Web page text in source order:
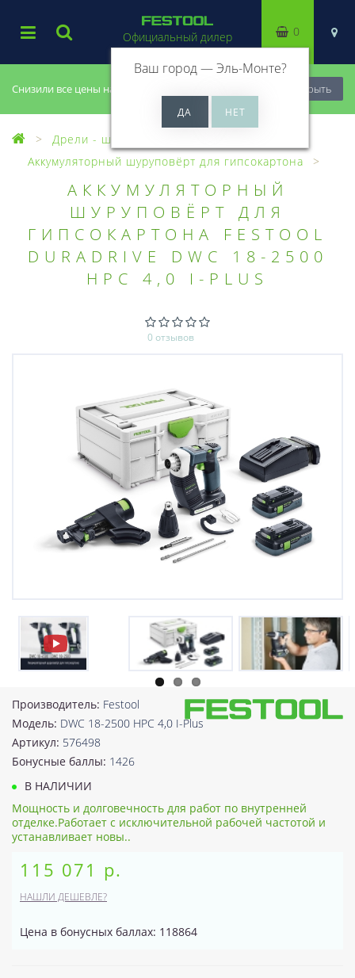
Снизили все цены на 20%, успей купить! Закрыть
Официальный дилер
Ваш город —Эль-Монте?
0
Дрели - шуруповерты
Аккумуляторный шуруповёрт для гипсокартона
АККУМУЛЯТОРНЫЙ
ШУРУПОВЁРТ ДЛЯ
ГИПСОКАРТОНА FESTOOL
DURADRIVE DWC 18-2500
HPC 4,0 I-PLUS
0 отзывов
Производитель: Festool
Модель: DWC 18-2500 HPC 4,0 I-Plus
Артикул: 576498
Бонусные баллы: 1426
В НАЛИЧИИ
Мощность и долговечность для работ по внутренней
отделке.Работает с исключительной рабочей частотой и
устанавливает новы..
115 071 р.
НАШЛИ ДЕШЕВЛЕ?
Цена в бонусных баллах: 118864